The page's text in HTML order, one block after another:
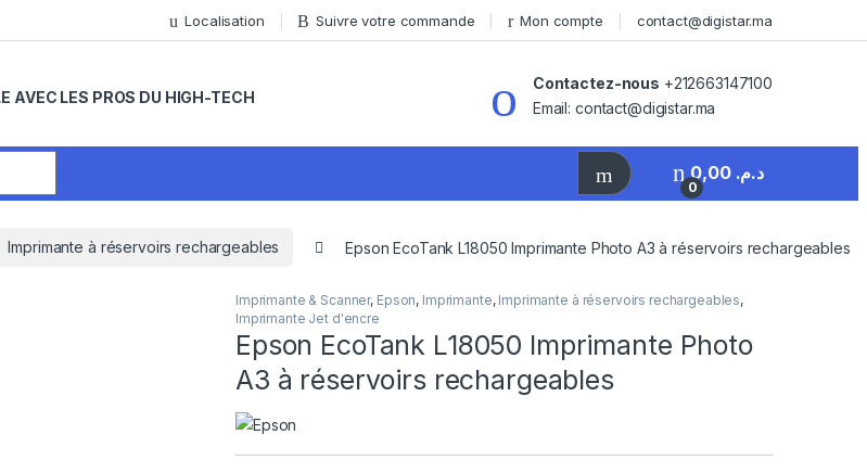
Localisation Suivre votre commande Mon compte contact@digistar.ma
AVEC LES PROS DU HIGH-TECH
Contactez-nous +212663147100
Email: contact@digistar.ma
0
د.م. 0,00
Imprimante à réservoirs rechargeables Epson EcoTank L18050 Imprimante Photo A3 à réservoirs rechargeables
Imprimante & Scanner, Epson, Imprimante, Imprimante à réservoirs rechargeables,
Imprimante Jet d'encre
Epson EcoTank L18050 Imprimante Photo
A3 à réservoirs rechargeables